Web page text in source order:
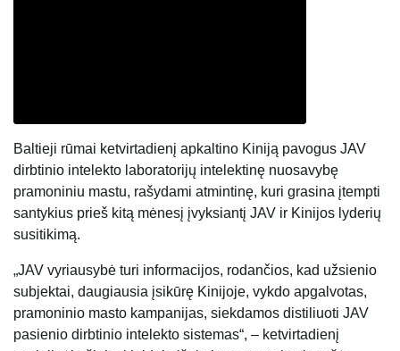
Baltieji rūmai ketvirtadienį apkaltino Kiniją pavogus JAV
dirbtinio intelekto laboratorijų intelektinę nuosavybę
pramoniniu mastu, rašydami atmintinę, kuri grasina įtempti
santykius prieš kitą mėnesį įvyksiantį JAV ir Kinijos lyderių
susitikimą.
„JAV vyriausybė turi informacijos, rodančios, kad užsienio
subjektai, daugiausia įsikūrę Kinijoje, vykdo apgalvotas,
pramoninio masto kampanijas, siekdamos distiliuoti JAV
pasienio dirbtinio intelekto sistemas“, – ketvirtadienį